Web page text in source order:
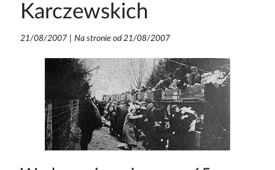
Karczewskich
21/08/2007| Na stronie od 21/08/2007